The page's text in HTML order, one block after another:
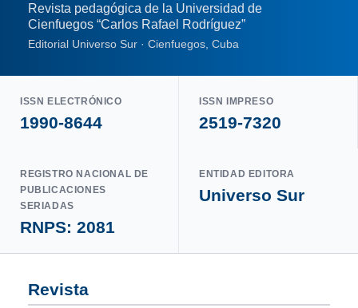
Revista pedagógica de la Universidad de
Cienfuegos “Carlos Rafael Rodríguez”
Editorial Universo Sur · Cienfuegos, Cuba
ISSN ELECTRÓNICO
1990-8644
ISSN IMPRESO
2519-7320
REGISTRO NACIONAL DE
PUBLICACIONES
SERIADAS
RNPS: 2081
ENTIDAD EDITORA
Universo Sur
Revista